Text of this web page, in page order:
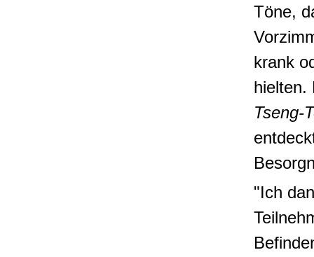
Töne,
krank
hielten.
Tseng-
"Ich